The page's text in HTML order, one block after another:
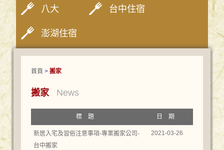
八大 台中住宿
澎湖住宿
首頁 >搬家
搬家 News
標題 日期
新居入宅及習俗注意事項-專業搬家公司-
台中搬家
2021-03-26